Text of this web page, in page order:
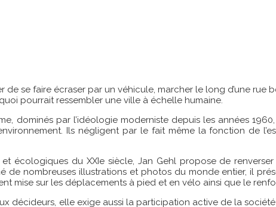
se faire écraser par un véhicule, marcher le long d’une rue
pourrait ressembler une ville à échelle humaine.
dominés par l’idéologie moderniste depuis les années
Ils négligent par le fait même la fonction de
écologiques du XXIe siècle, Jan Gehl propose de
de nombreuses illustrations et photos du monde entier, il
mise sur les déplacements à pied et en vélo ainsi que le
décideurs, elle exige aussi la participation active de la